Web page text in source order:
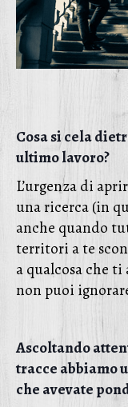
Cosa si cela
ultimo lavoro?
L’urgenza di
una ricerca (in
anche quando
territori a te
a qualcosa che
non puoi
Ascoltando
tracce abbiamo
che avevate